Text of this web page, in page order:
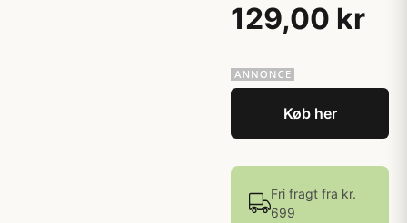
129,00 kr
Køb her
Fri fragt fra kr.
699